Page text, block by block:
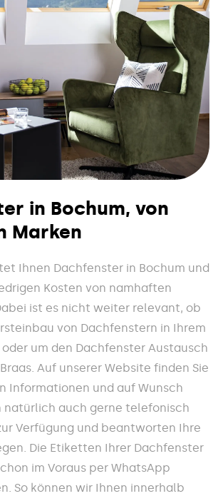
in Bochum, von
Marken
Ihnen Dachfenster in Bochum und
Kosten von namhaften
ist es nicht weiter relevant, ob
von Dachfenstern in Ihrem
um den Dachfenster Austausch
Auf unserer Website finden Sie
Informationen und auf Wunsch
natürlich auch gerne telefonisch
Verfügung und beantworten Ihre
Die Etiketten Ihrer Dachfenster
im Voraus per WhatsApp
So können wir Ihnen innerhalb